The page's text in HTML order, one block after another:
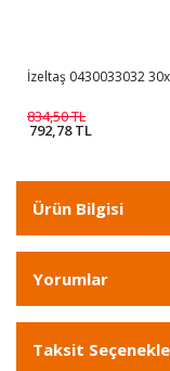
İzeltaş 0430033032
834,50 TL
792,78 TL
Ürün Bilgisi
Yorumlar
Taksit